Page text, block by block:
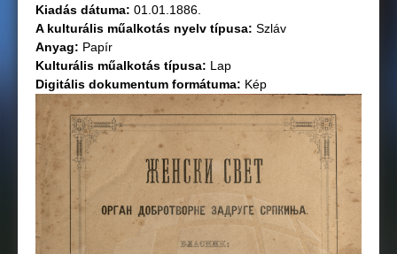
Kiadás dátuma: 01.01.1886.
A kulturális műalkotás nyelv típusa: Szláv
Anyag: Papír
Kulturális műalkotás típusa: Lap
Digitális dokumentum formátuma: Kép